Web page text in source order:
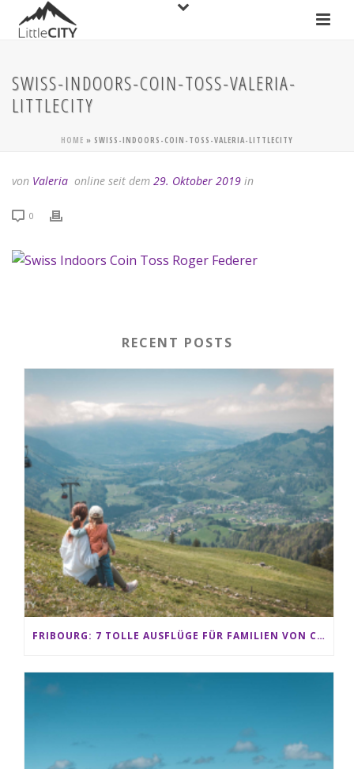
SWISS-INDOORS-COIN-TOSS-VALERIA-
LITTLECITY
HOME » SWISS-INDOORS-COIN-TOSS-VALERIA-LITTLECITY
von Valeria online seit dem 29. Oktober 2019 in
0
RECENT POSTS
FRIBOURG: 7 TOLLE AUSFLÜGE FÜR FAMILIEN VON CHARMEY BIS LES PACCOTS